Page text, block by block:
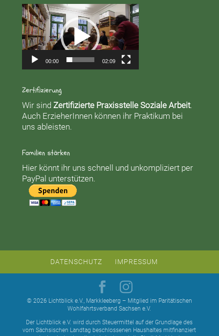
Video-
Player
00:00 02:09
Zertifizierung
Wir sind Zertifizierte Praxisstelle Soziale Arbeit.
Auch ErzieherInnen können ihr Praktikum bei
uns ableisten.
Familien stärken
Hier könnt ihr uns schnell und unkompliziert per
PayPal unterstützen.
DATENSCHUTZ IMPRESSUM
© 2026 Lichtblick e.V., Markkleeberg – Mitglied im Paritätischen
Wohlfahrtsverband Sachsen e.V.
Der Lichtblick e.V. wird durch Steuermittel auf der Grundlage des
vom Sächsischen Landtag beschlossenen Haushaltes mitfinanziert